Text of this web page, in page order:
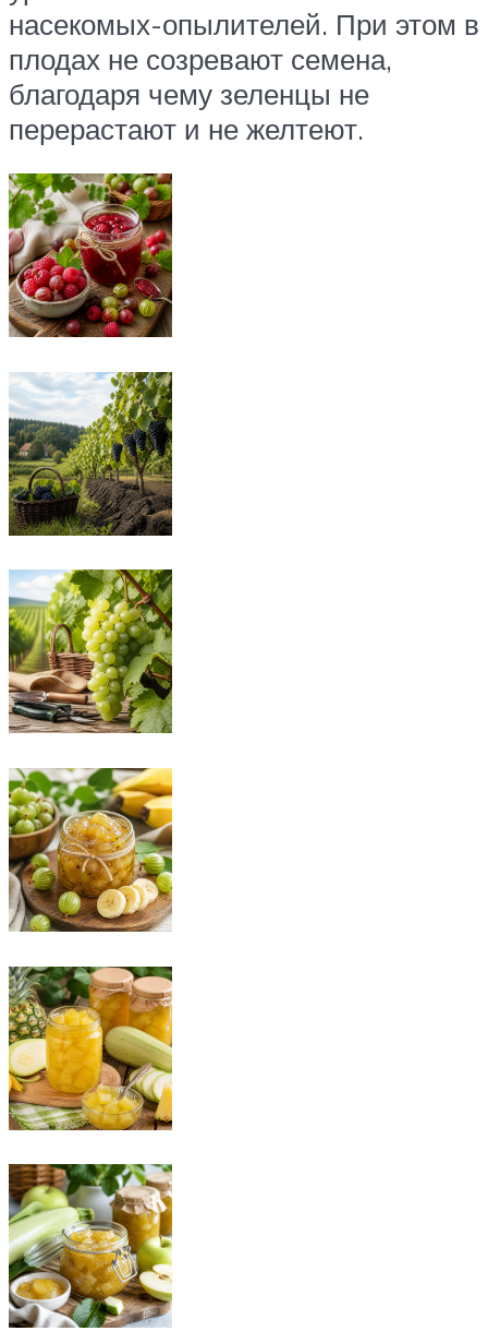
насекомых-опылителей. При этом в
плодах не созревают семена,
благодаря чему зеленцы не
перерастают и не желтеют.